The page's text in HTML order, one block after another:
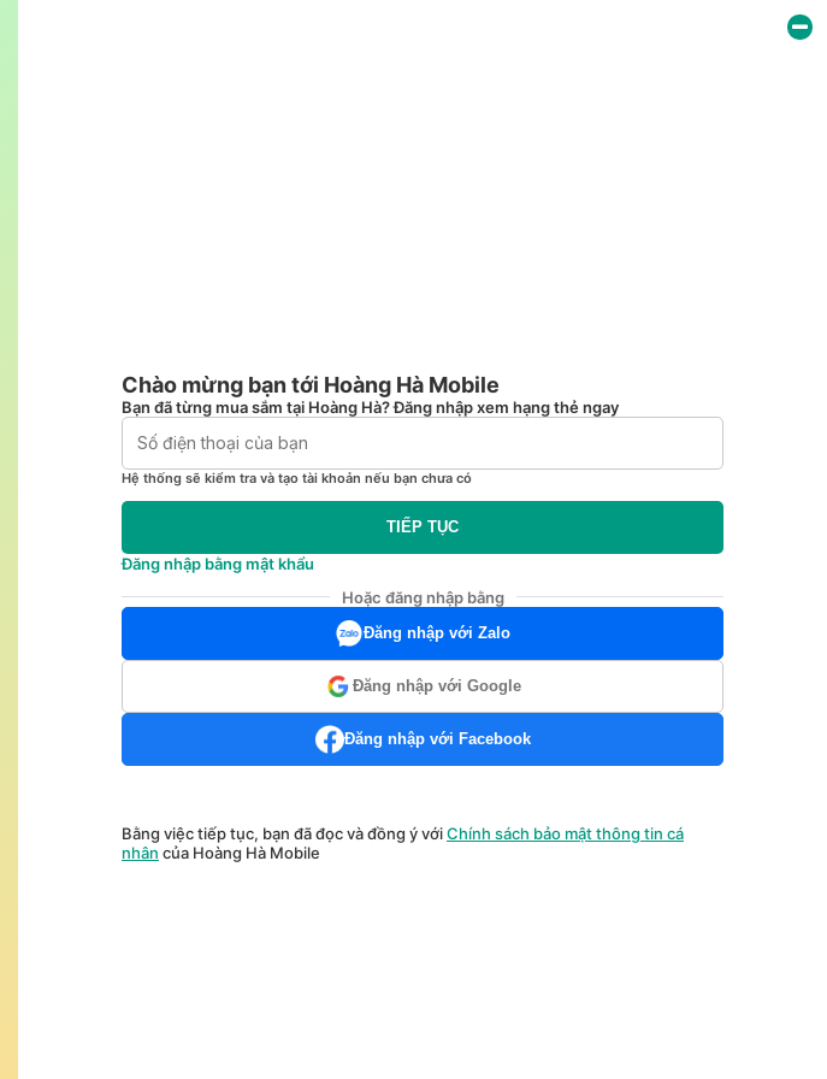
Chào mừng bạn tới Hoàng Hà Mobile
Bạn đã từng mua sắm tại Hoàng Hà? Đăng nhập xem hạng thẻ ngay
Hệ thống sẽ kiểm tra và tạo tài khoản nếu bạn chưa có
TIẾP TỤC
Đăng nhập bằng mật khẩu
Hoặc đăng nhập bằng
Đăng nhập với Zalo
Đăng nhập với Google
Đăng nhập với Facebook
Bằng việc tiếp tục, bạn đã đọc và đồng ý vớiChính sách bảo mật thông tin cá
nhân của Hoàng Hà Mobile